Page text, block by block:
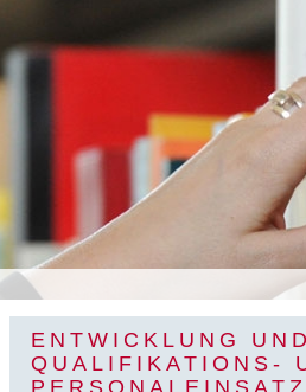
ENTWICKLUNG
QUALIFIKATIONS-